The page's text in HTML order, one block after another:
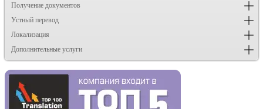
Получение документов
Устный перевод
Локализация
Дополнительные услуги